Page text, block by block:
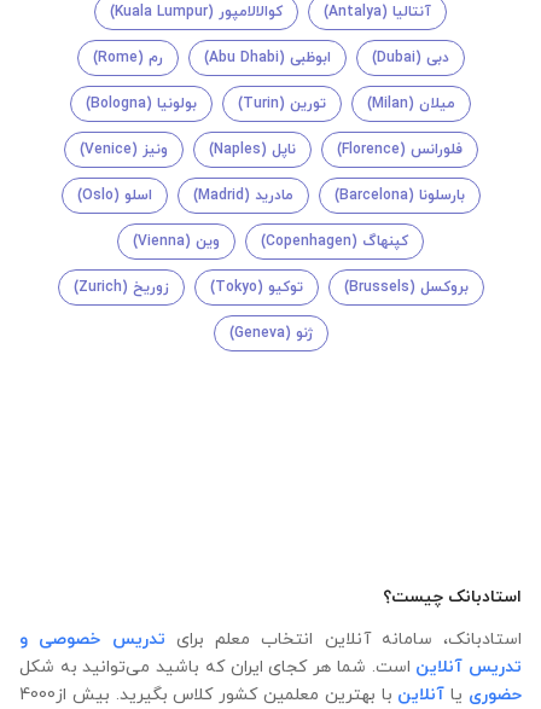
آنتالیا (Antalya) کوالالامپور (Kuala Lumpur)
دبی (Dubai) ابوظبی (Abu Dhabi) رم (Rome)
میلان (Milan) تورین (Turin) بولونیا (Bologna)
فلورانس (Florence) ناپل (Naples) ونیز (Venice)
بارسلونا (Barcelona) مادرید (Madrid) اسلو (Oslo)
کپنهاگ (Copenhagen) وین (Vienna)
بروکسل (Brussels) توکیو (Tokyo) زوریخ (Zurich)
ژنو (Geneva)
استادبانک چیست؟
استادبانک، سامانه آنلاین انتخاب معلم برای تدریس خصوصی و
تدریس آنلاین است. شما هر کجای ایران که باشید می‌توانید به شکل
حضوری یا آنلاین
با بهترین معلمین کشور کلاس بگیرید. بیش از4000